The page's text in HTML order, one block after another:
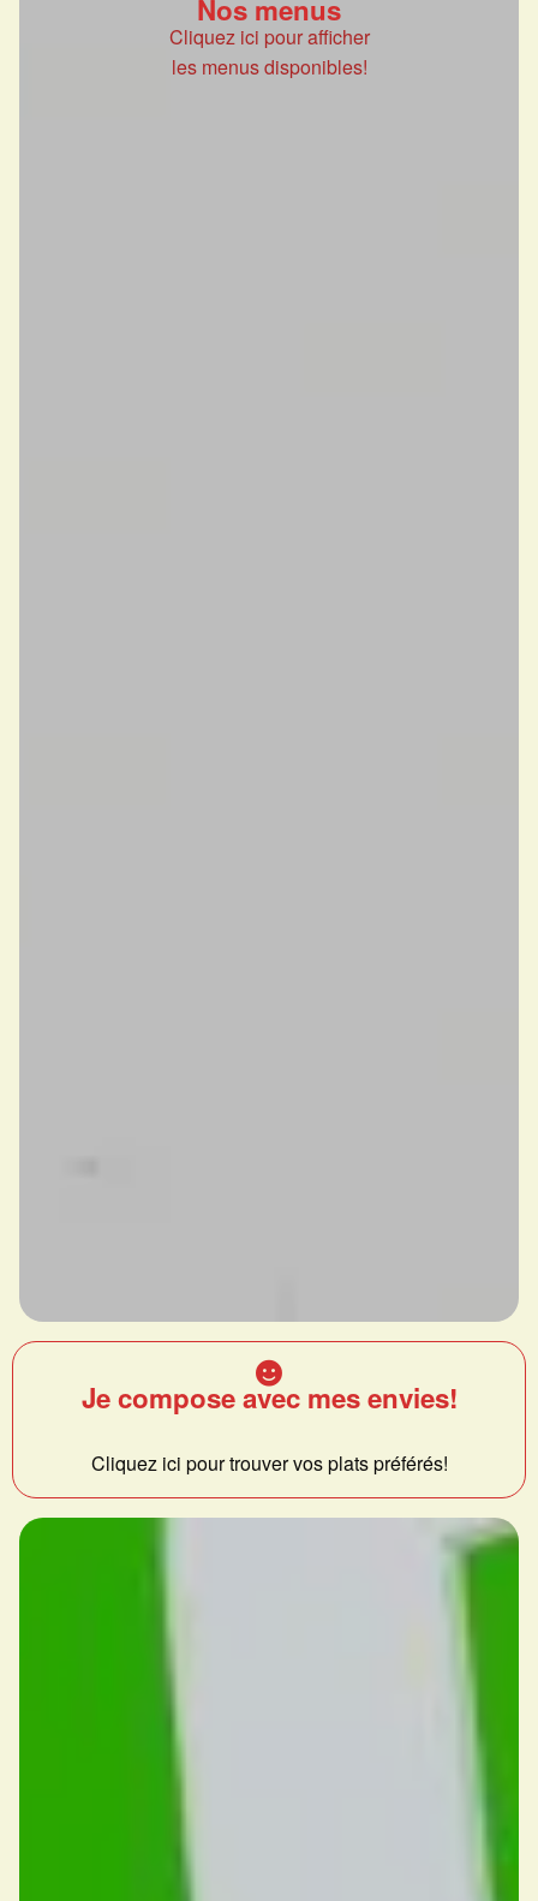
Nos menus
Cliquez ici pour afficher
les menus disponibles!
Je compose avec mes envies!
Cliquez ici pour trouver vos plats préférés!